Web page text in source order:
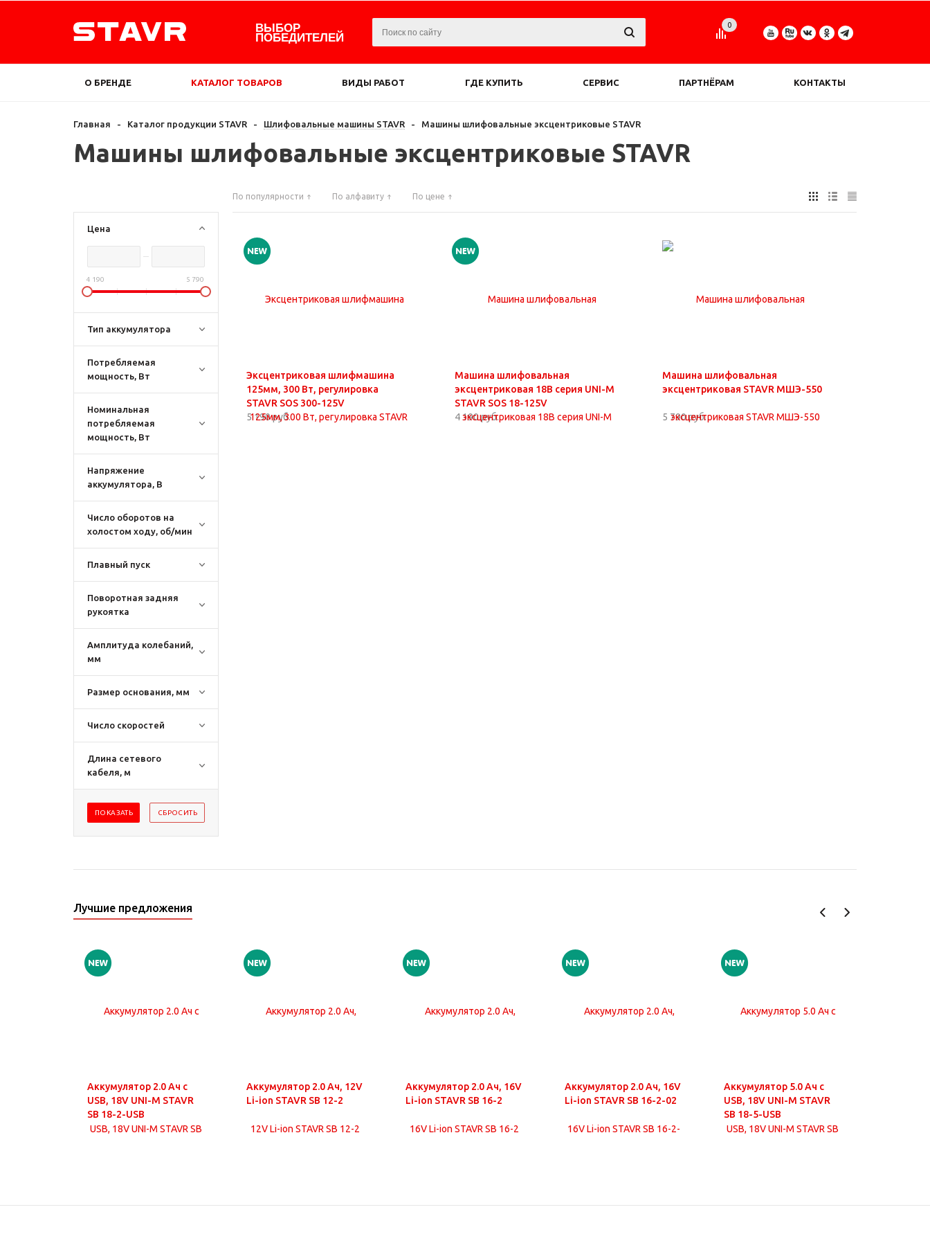
ВЫБОР
ПОБЕДИТЕЛЕЙ
0
О БРЕНДЕ КАТАЛОГ ТОВАРОВ ВИДЫ РАБОТ ГДЕ КУПИТЬ СЕРВИС ПАРТНЁРАМ КОНТАКТЫ
Главная - Каталог продукции STAVR - Шлифовальные машины STAVR - Машины шлифовальные эксцентриковые STAVR
Машины шлифовальные эксцентриковые STAVR
Цена
4 190 5 790
Тип аккумулятора
Потребляемая
мощность, Вт
Номинальная
потребляемая
мощность, Вт
Напряжение
аккумулятора, В
Число оборотов на
холостом ходу, об/мин
Плавный пуск
Поворотная задняя
рукоятка
Амплитуда колебаний,
мм
Размер основания, мм
Число скоростей
Длина сетевого
кабеля, м
По популярности По алфавиту По цене
Эксцентриковая шлифмашина
125мм, 300 Вт, регулировка
STAVR SOS 300-125V
5 190 руб.
Машина шлифовальная
эксцентриковая 18В серия UNI-M
STAVR SOS 18-125V
4 190 руб.
Машина шлифовальная
эксцентриковая STAVR МШЭ-550
5 790 руб.
Лучшие предложения
Аккумулятор 2.0 Ач с
USB, 18V UNI-M STAVR
SB 18-2-USB
Аккумулятор 2.0 Ач, 12V
Li-ion STAVR SB 12-2
Аккумулятор 2.0 Ач, 16V
Li-ion STAVR SB 16-2
Аккумулятор 2.0 Ач, 16V
Li-ion STAVR SB 16-2-02
Аккумулятор 5.0 Ач с
USB, 18V UNI-M STAVR
SB 18-5-USB